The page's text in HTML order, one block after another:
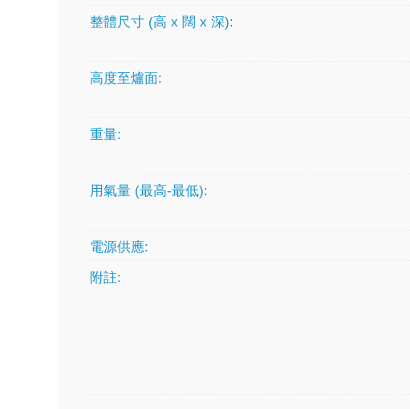
整體尺寸 (高 x 闊 x 深):
高度至爐面:
重量:
用氣量 (最高-最低):
電源供應:
附註: